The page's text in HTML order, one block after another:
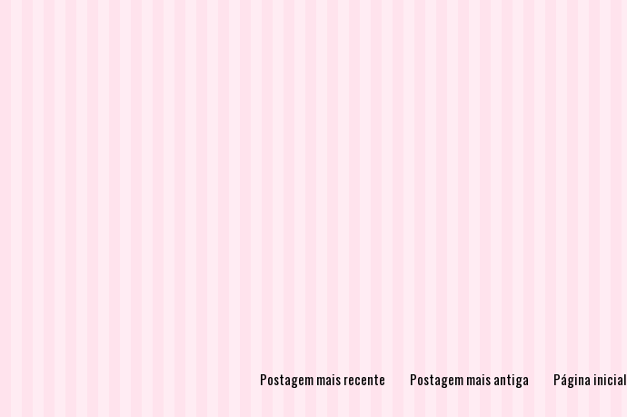
Postagem mais recente Postagem mais antiga Página inicial